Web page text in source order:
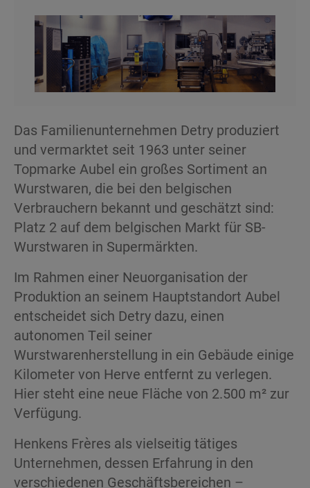
Das Familienunternehmen Detry produziert
und vermarktet seit 1963 unter seiner
Topmarke Aubel ein großes Sortiment an
Wurstwaren, die bei den belgischen
Verbrauchern bekannt und geschätzt sind:
Platz 2 auf dem belgischen Markt für SB-
Wurstwaren in Supermärkten.
Im Rahmen einer Neuorganisation der
Produktion an seinem Hauptstandort Aubel
entscheidet sich Detry dazu, einen
autonomen Teil seiner
Wurstwarenherstellung in ein Gebäude einige
Kilometer von Herve entfernt zu verlegen.
Hier steht eine neue Fläche von 2.500 m² zur
Verfügung.
Henkens Frères als vielseitig tätiges
Unternehmen, dessen Erfahrung in den
verschiedenen Geschäftsbereichen –